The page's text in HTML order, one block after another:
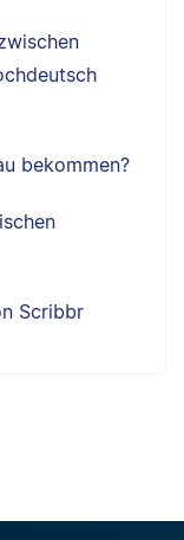
bekommen?
Scribbr